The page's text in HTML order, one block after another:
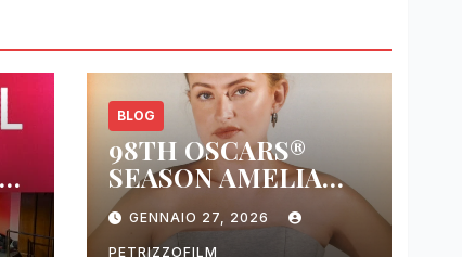
BLOG
98TH OSCARS®
SEASON AMELIA
DIMOLDENBERG
RETURNS FOR
GENNAIO 27, 2026
PETRIZZOFILM